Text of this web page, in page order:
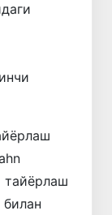
тайёрлаш